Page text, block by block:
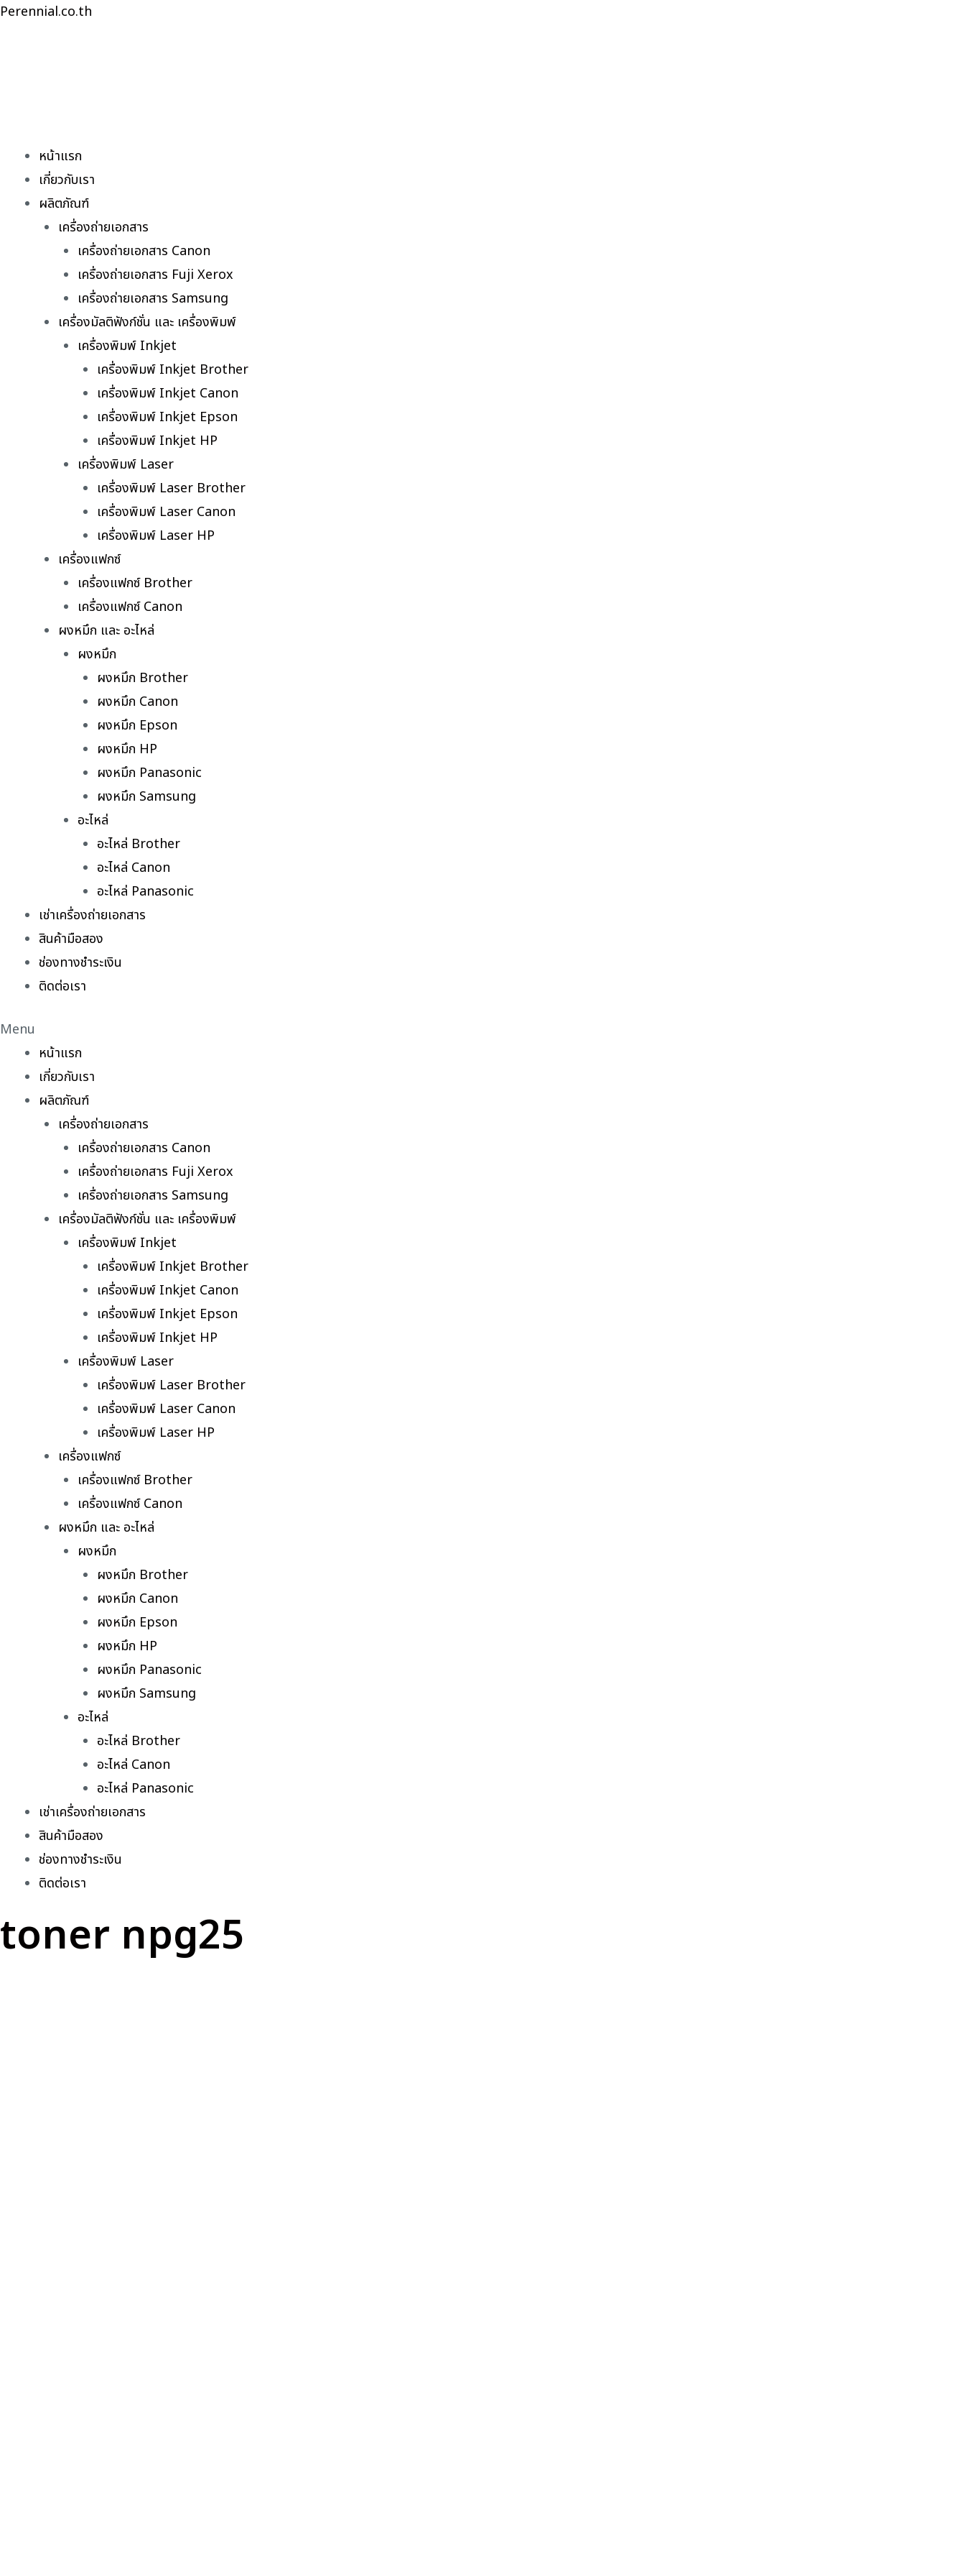
Skip
Perennial.co.th
หน้าแรก
เกี่ยวกับเรา
ผลิตภัณฑ์
เครื่องถ่ายเอกสาร
เครื่องถ่ายเอกสาร Canon
เครื่องถ่ายเอกสาร Fuji Xerox
เครื่องถ่ายเอกสาร Samsung
เครื่องมัลติฟังก์ชั่น และ เครื่องพิมพ์
เครื่องพิมพ์ Inkjet
เครื่องพิมพ์ Inkjet Brother
เครื่องพิมพ์ Inkjet Canon
เครื่องพิมพ์ Inkjet Epson
เครื่องพิมพ์ Inkjet HP
เครื่องพิมพ์ Laser
เครื่องพิมพ์ Laser Brother
เครื่องพิมพ์ Laser Canon
เครื่องพิมพ์ Laser HP
เครื่องแฟกซ์
เครื่องแฟกซ์ Brother
เครื่องแฟกซ์ Canon
ผงหมึก และ อะไหล่
ผงหมึก
ผงหมึก Brother
ผงหมึก Canon
ผงหมึก Epson
ผงหมึก HP
ผงหมึก Panasonic
ผงหมึก Samsung
อะไหล่
อะไหล่ Brother
อะไหล่ Canon
อะไหล่ Panasonic
เช่าเครื่องถ่ายเอกสาร
สินค้ามือสอง
ช่องทางชำระเงิน
ติดต่อเรา
Menu
หน้าแรก
เกี่ยวกับเรา
ผลิตภัณฑ์
เครื่องถ่ายเอกสาร
เครื่องถ่ายเอกสาร Canon
เครื่องถ่ายเอกสาร Fuji Xerox
เครื่องถ่ายเอกสาร Samsung
เครื่องมัลติฟังก์ชั่น และ เครื่องพิมพ์
เครื่องพิมพ์ Inkjet
เครื่องพิมพ์ Inkjet Brother
เครื่องพิมพ์ Inkjet Canon
เครื่องพิมพ์ Inkjet Epson
เครื่องพิมพ์ Inkjet HP
เครื่องพิมพ์ Laser
เครื่องพิมพ์ Laser Brother
เครื่องพิมพ์ Laser Canon
เครื่องพิมพ์ Laser HP
เครื่องแฟกซ์
เครื่องแฟกซ์ Brother
เครื่องแฟกซ์ Canon
ผงหมึก และ อะไหล่
ผงหมึก
ผงหมึก Brother
ผงหมึก Canon
ผงหมึก Epson
ผงหมึก HP
ผงหมึก Panasonic
ผงหมึก Samsung
อะไหล่
อะไหล่ Brother
อะไหล่ Canon
อะไหล่ Panasonic
เช่าเครื่องถ่ายเอกสาร
สินค้ามือสอง
ช่องทางชำระเงิน
ติดต่อเรา
toner npg25